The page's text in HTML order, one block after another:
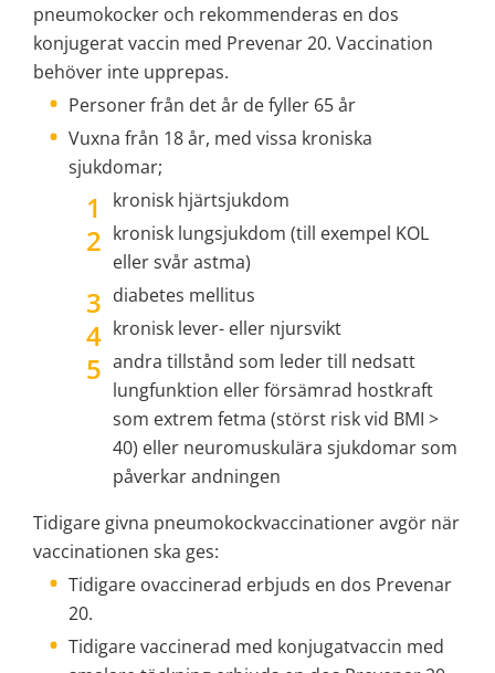
pneumokocker och rekommenderas en dos
konjugerat vaccin med Prevenar 20. Vaccination
behöver inte upprepas.
Personer från det år de fyller 65 år
Vuxna från 18 år, med vissa kroniska
sjukdomar;
kronisk hjärtsjukdom
kronisk lungsjukdom (till exempel KOL
eller svår astma)
diabetes mellitus
kronisk lever- eller njursvikt
andra tillstånd som leder till nedsatt
lungfunktion eller försämrad hostkraft
som extrem fetma (störst risk vid BMI >
40) eller neuromuskulära sjukdomar som
påverkar andningen
Tidigare givna pneumokockvaccinationer avgör när
vaccinationen ska ges:
Tidigare ovaccinerad erbjuds en dos Prevenar
20.
Tidigare vaccinerad med konjugatvaccin med